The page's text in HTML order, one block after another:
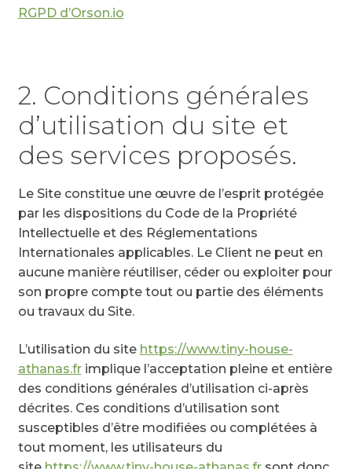
RGPD d’Orson.io
2. Conditions générales
d’utilisation du site et
des services proposés.
Le Site constitue une œuvre de l’esprit protégée
par les dispositions du Code de la Propriété
Intellectuelle et des Réglementations
Internationales applicables. Le Client ne peut en
aucune manière réutiliser, céder ou exploiter pour
son propre compte tout ou partie des éléments
ou travaux du Site.
L’utilisation du site https://www.tiny-house-
athanas.frimplique l’acceptation pleine et entière
des conditions générales d’utilisation ci-après
décrites. Ces conditions d’utilisation sont
susceptibles d’être modifiées ou complétées à
tout moment, les utilisateurs du